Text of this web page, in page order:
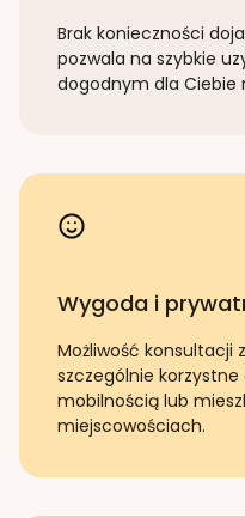
Brak konieczności
pozwala na szybkie
dogodnym dla Ciebie
Wygoda i
Możliwość konsultacji
szczególnie
mobilnością lub
miejscowościach.